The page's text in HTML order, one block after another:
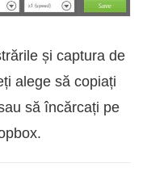
și captura de
alege să copiați
să încărcați pe